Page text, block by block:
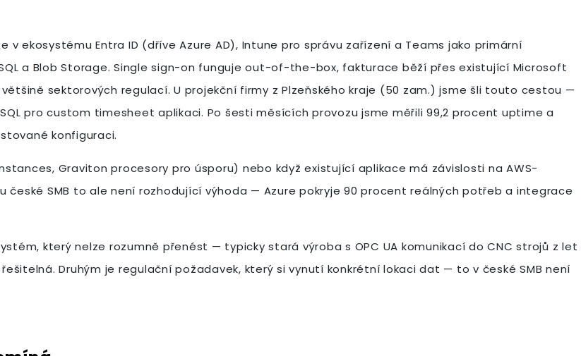
ekosystému Entra ID (dříve Azure AD), Intune pro správu zařízení a Teams jako primární
a Blob Storage. Single sign-on funguje out-of-the-box, fakturace běží přes existující Microsoft
sektorových regulací. U projekční firmy z Plzeňského kraje (50 zam.) jsme šli touto cestou —
pro custom timesheet aplikaci. Po šesti měsících provozu jsme měřili 99,2 procent uptime a
konfiguraci.
Graviton procesory pro úsporu) nebo když existující aplikace má závislosti na AWS-
české SMB to ale není rozhodující výhoda — Azure pokryje 90 procent reálných potřeb a integrace
který nelze rozumně přenést — typicky stará výroba s OPC UA komunikací do CNC strojů z let
Druhým je regulační požadavek, který si vynutí konkrétní lokaci dat — to v české SMB není